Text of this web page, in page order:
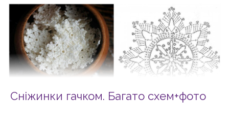
Сніжинки гачком. Багато схем+фото